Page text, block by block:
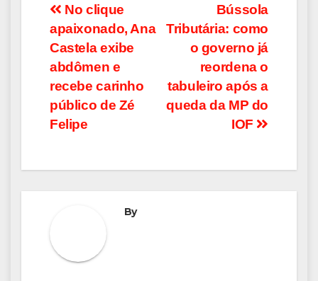
Navegação
de
Post
Bússola
Tributária: como
o governo já
reordena o
tabuleiro após a
queda da MP do
IOF
No clique
apaixonado, Ana
Castela exibe
abdômen e
recebe carinho
público de Zé
Felipe
By